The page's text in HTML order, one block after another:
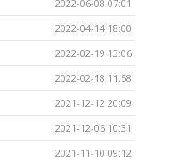
2022-06-08 07:01
2022-04-14 18:00
2022-02-19 13:06
2022-02-18 11:58
2021-12-12 20:09
2021-12-06 10:31
2021-11-10 09:12